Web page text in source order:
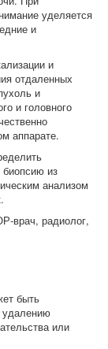
уделяется
и
и
отдаленных
и
и головного
аппарате.
биопсию из
анализом
врач, радиолог,
быть
удалению
или